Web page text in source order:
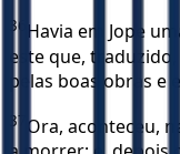
36 Havia em Jope
este que,
pelas boas obras e
37 Ora, aconteceu,